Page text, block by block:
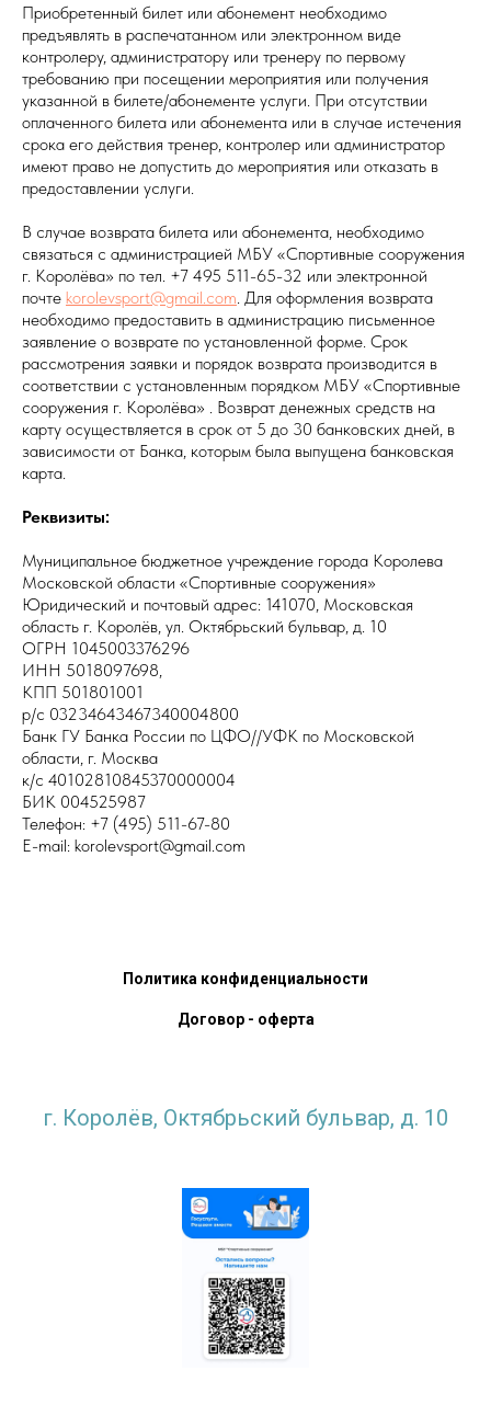
Приобретенный билет или абонемент необходимо
предъявлять в распечатанном или электронном виде
контролеру, администратору или тренеру по первому
требованию при посещении мероприятия или получения
указанной в билете/абонементе услуги. При отсутствии
оплаченного билета или абонемента или в случае истечения
срока его действия тренер, контролер или администратор
имеют право не допустить до мероприятия или отказать в
предоставлении услуги.
В случае возврата билета или абонемента, необходимо
связаться с администрацией МБУ «Спортивные сооружения
г. Королёва» по тел. +7 495 511-65-32 или электронной
почте korolevsport@gmail.com. Для оформления возврата
необходимо предоставить в администрацию письменное
заявление о возврате по установленной форме. Срок
рассмотрения заявки и порядок возврата производится в
соответствии с установленным порядком МБУ «Спортивные
сооружения г. Королёва» . Возврат денежных средств на
карту осуществляется в срок от 5 до 30 банковских дней, в
зависимости от Банка, которым была выпущена банковская
карта.
Реквизиты:
Муниципальное бюджетное учреждение города Королева
Московской области «Спортивные сооружения»
Юридический и почтовый адрес: 141070, Московская
область г. Королёв, ул. Октябрьский бульвар, д. 10
ОГРН 1045003376296
ИНН 5018097698,
КПП 501801001
р/с 03234643467340004800
Банк ГУ Банка России по ЦФО//УФК по Московской
области, г. Москва
к/с 40102810845370000004
БИК 004525987
Телефон: +7 (495) 511-67-80
E-mail: korolevsport@gmail.com
Политика конфиденциальности
Договор - оферта
г. Королёв, Октябрьский бульвар, д. 10